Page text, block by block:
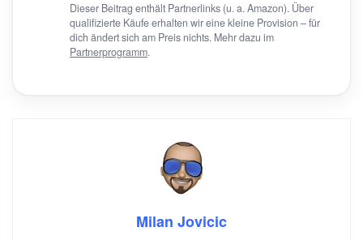
Dieser Beitrag enthält Partnerlinks (u. a. Amazon). Über
qualifizierte Käufe erhalten wir eine kleine Provision – für
dich ändert sich am Preis nichts. Mehr dazu im
Partnerprogramm.
Milan Jovicic